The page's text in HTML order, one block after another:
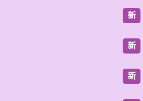
新
新
新